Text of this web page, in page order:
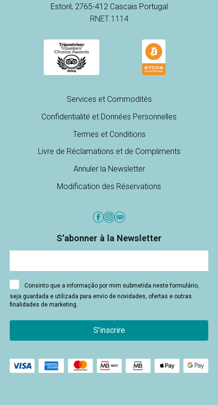
Estoril, 2765-412 Cascais Portugal
RNET 1114
Services et Commodités
Confidentialité et Données Personnelles
Termes et Conditions
Livre de Réclamations et de Compliments
Annuler la Newsletter
Modification des Réservations
S'abonner à la Newsletter
Consinto que a informação por mim submetida neste formulário,
seja guardada e utilizada para envio de novidades, ofertas e outras
finalidades de marketing.
S'inscrire